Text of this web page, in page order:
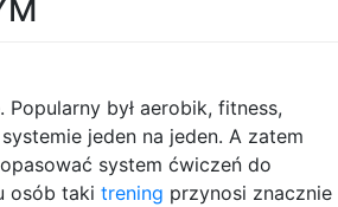
był aerobik, fitness,
jeden na jeden. A zatem
system ćwiczeń do
osób taki trening przynosi znacznie